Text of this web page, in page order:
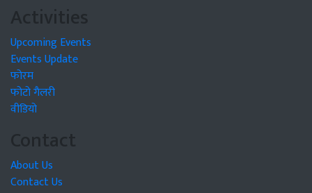
Activities
Upcoming Events
Events Update
फोरम
फोटो गैलरी
वीडियो
Contact
About Us
Contact Us